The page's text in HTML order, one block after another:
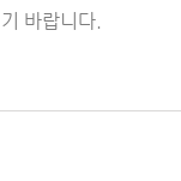
바랍니다.